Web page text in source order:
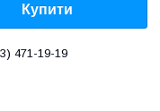
Купити
471-19-19